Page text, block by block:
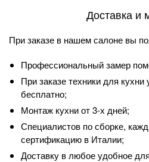
Доставка и
При заказе в нашем салоне вы
Профессиональный замер
При заказе техники для
бесплатно;
Монтаж кухни от 3-х дней;
Специалистов по сборке,
сертификацию в Италии;
Доставку в любое удобное